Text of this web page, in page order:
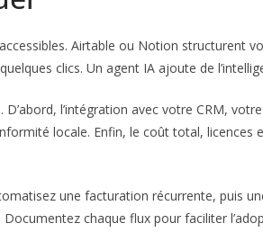
Airtable ou Notion structurent
clics. Un agent IA ajoute de
l’intégration avec votre CRM,
locale. Enfin, le coût total, licences
une facturation récurrente, puis
chaque flux pour faciliter